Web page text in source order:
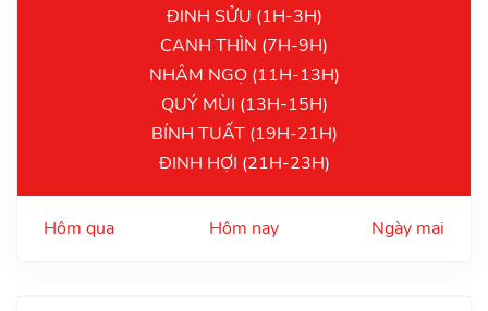
ĐINH SỬU (1H-3H)
CANH THÌN (7H-9H)
NHÂM NGỌ (11H-13H)
QUÝ MÙI (13H-15H)
BÍNH TUẤT (19H-21H)
ĐINH HỢI (21H-23H)
Hôm qua Hôm nay Ngày mai